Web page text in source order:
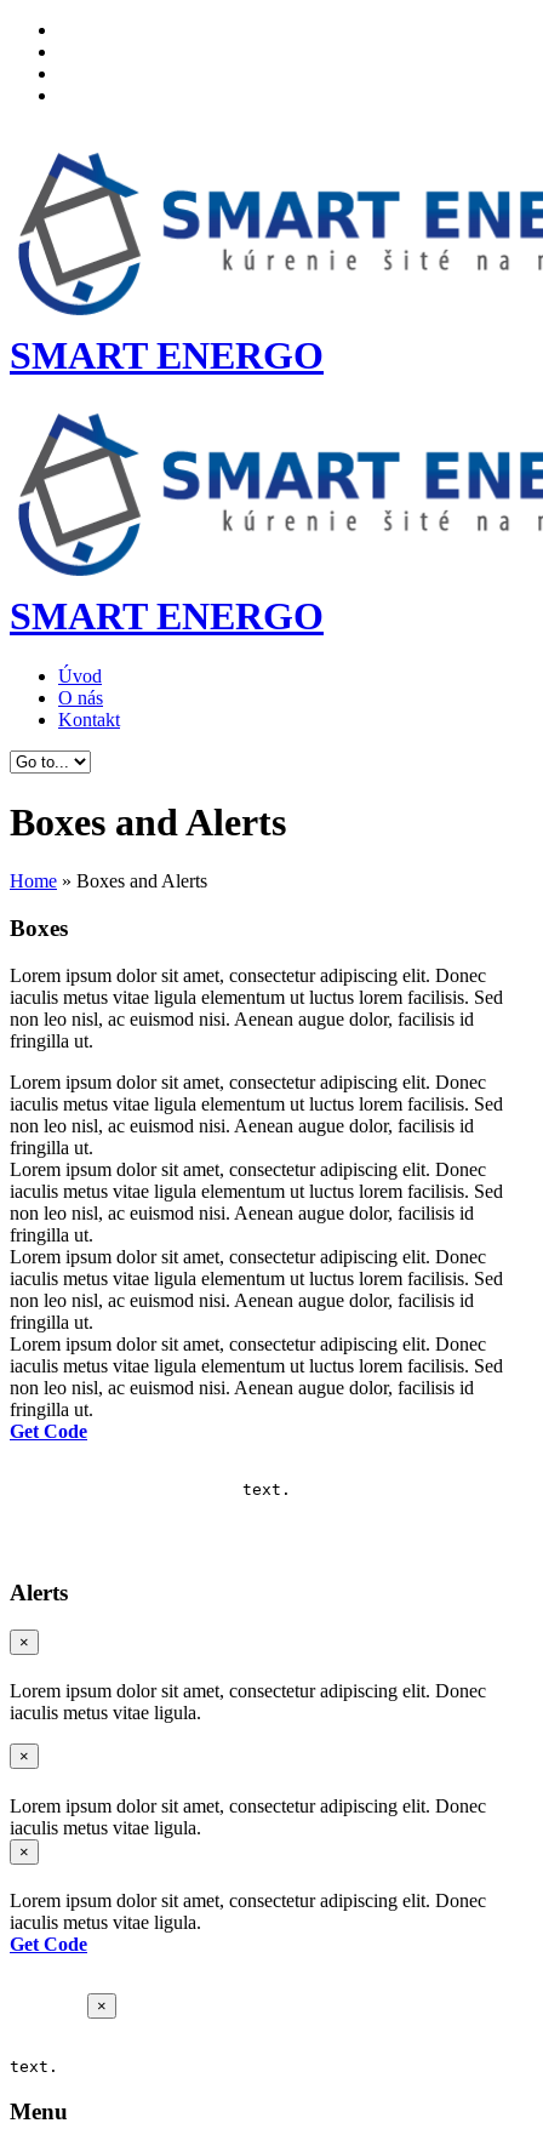
SMART ENERGO
SMART ENERGO
Úvod
O nás
Kontakt
Boxes and Alerts
Home » Boxes and Alerts
Boxes
Lorem ipsum dolor sit amet, consectetur adipiscing elit. Donec
iaculis metus vitae ligula elementum ut luctus lorem facilisis. Sed
non leo nisl, ac euismod nisi. Aenean augue dolor, facilisis id
fringilla ut.
Lorem ipsum dolor sit amet, consectetur adipiscing elit. Donec
iaculis metus vitae ligula elementum ut luctus lorem facilisis. Sed
non leo nisl, ac euismod nisi. Aenean augue dolor, facilisis id
fringilla ut.
Lorem ipsum dolor sit amet, consectetur adipiscing elit. Donec
iaculis metus vitae ligula elementum ut luctus lorem facilisis. Sed
non leo nisl, ac euismod nisi. Aenean augue dolor, facilisis id
fringilla ut.
Lorem ipsum dolor sit amet, consectetur adipiscing elit. Donec
iaculis metus vitae ligula elementum ut luctus lorem facilisis. Sed
non leo nisl, ac euismod nisi. Aenean augue dolor, facilisis id
fringilla ut.
Lorem ipsum dolor sit amet, consectetur adipiscing elit. Donec
iaculis metus vitae ligula elementum ut luctus lorem facilisis. Sed
non leo nisl, ac euismod nisi. Aenean augue dolor, facilisis id
fringilla ut.
Get Code
Alerts
×
Lorem ipsum dolor sit amet, consectetur adipiscing elit. Donec
iaculis metus vitae ligula.
×
Lorem ipsum dolor sit amet, consectetur adipiscing elit. Donec
iaculis metus vitae ligula.
×
Lorem ipsum dolor sit amet, consectetur adipiscing elit. Donec
iaculis metus vitae ligula.
Get Code
×
text.
Menu